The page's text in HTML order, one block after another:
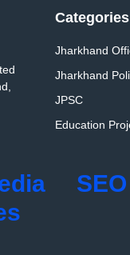
Categories
Jharkhand
Jharkhand
JPSC
Education